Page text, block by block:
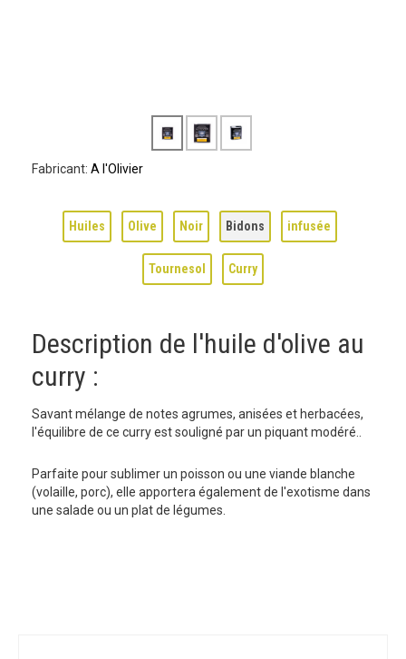
Fabricant: A l'Olivier
Huiles Olive Noir Bidons infusée
Tournesol Curry
Description de l'huile d'olive au
curry :
Savant mélange de notes agrumes, anisées et herbacées,
l'équilibre de ce curry est souligné par un piquant modéré..
Parfaite pour sublimer un poisson ou une viande blanche
(volaille, porc), elle apportera également de l'exotisme dans
une salade ou un plat de légumes.